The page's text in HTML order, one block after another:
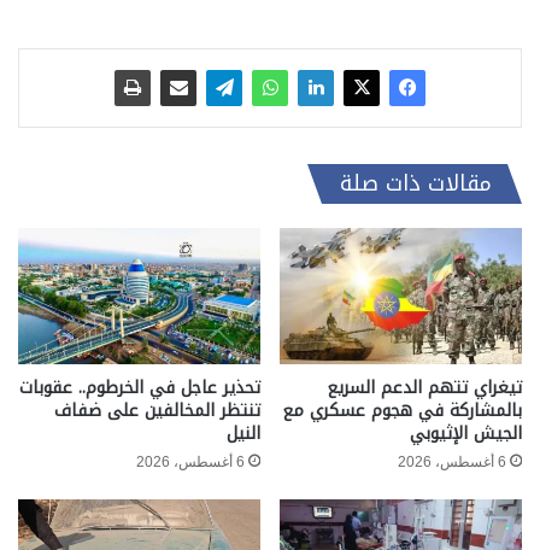
مقالات ذات صلة
تيغراي تتهم الدعم السريع
بالمشاركة في هجوم عسكري مع
الجيش الإثيوبي
6 أغسطس، 2026
تحذير عاجل في الخرطوم.. عقوبات
تنتظر المخالفين على ضفاف
النيل
6 أغسطس، 2026